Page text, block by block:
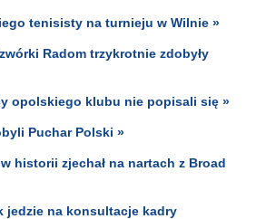
tenisisty na turnieju w Wilnie »
Radom trzykrotnie zdobyły
opolskiego klubu nie popisali się »
Puchar Polski »
historii zjechał na nartach z Broad
jedzie na konsultacje kadry